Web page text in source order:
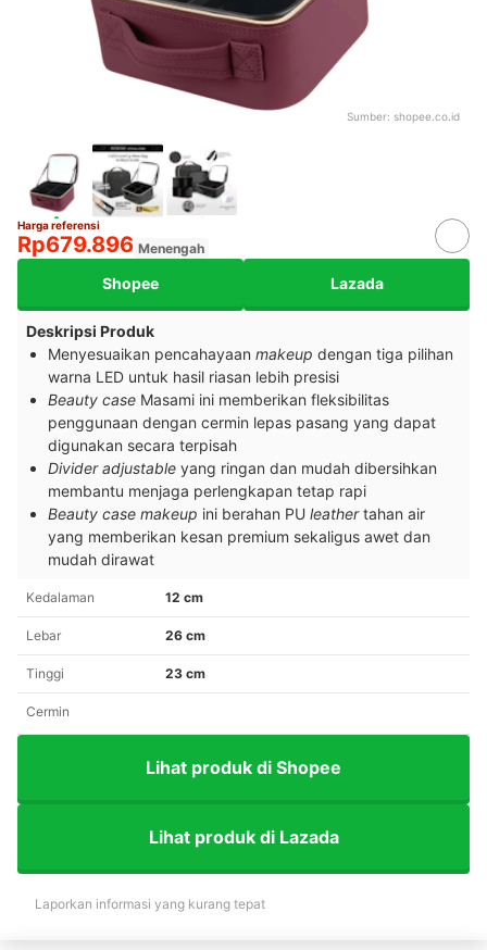
Sumber: shopee.co.id
Harga referensi
Rp679.896 Menengah
Shopee Lazada
Deskripsi Produk
Menyesuaikan pencahayaan makeup dengan tiga pilihan
warna LED untuk hasil riasan lebih presisi
Beauty case Masami ini memberikan fleksibilitas
penggunaan dengan cermin lepas pasang yang dapat
digunakan secara terpisah
Divider adjustable yang ringan dan mudah dibersihkan
membantu menjaga perlengkapan tetap rapi
Beauty case makeup ini berahan PU leathertahan air
yang memberikan kesan premium sekaligus awet dan
mudah dirawat
Kedalaman 12 cm
Lebar 26 cm
Tinggi 23 cm
Cermin
Lihat produk di Shopee
Lihat produk di Lazada
Laporkan informasi yang kurang tepat